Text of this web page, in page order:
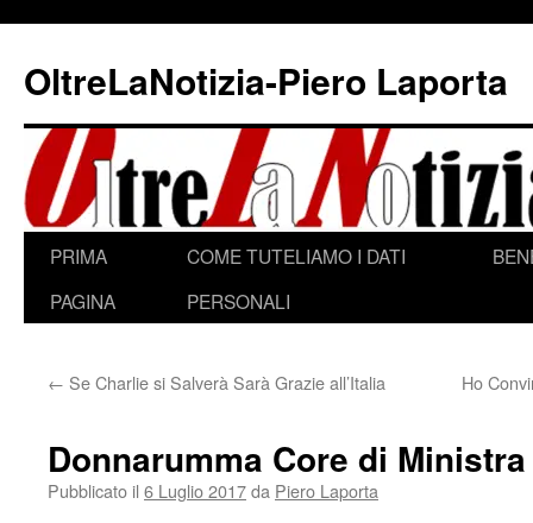
contenuto
OltreLaNotizia-Piero Laporta
PRIMA
PAGINA
COME TUTELIAMO I DATI
PERSONALI
← Se Charlie si Salverà Sarà Grazie all’Italia Ho
Donnarumma Core di Ministra
Pubblicato il 6 Luglio 2017da Piero Laporta